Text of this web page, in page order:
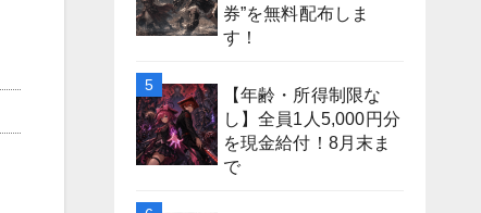
券”を無料配布しま
す！
【年齢・所得制限な
し】全員1人5,000円分
を現金給付！8月末ま
で